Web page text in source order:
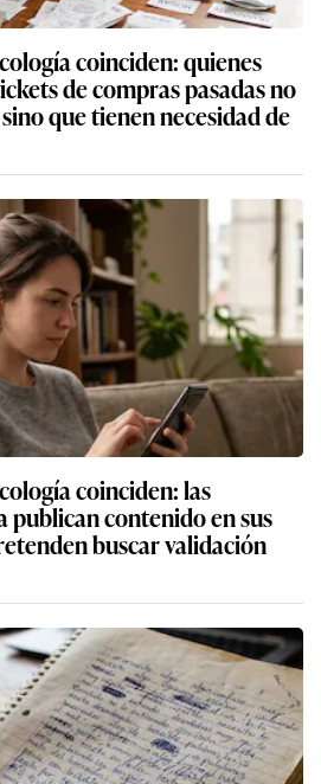
coinciden: quienes
de compras pasadas no
que tienen necesidad de
coinciden: las
publican contenido en sus
buscar validación